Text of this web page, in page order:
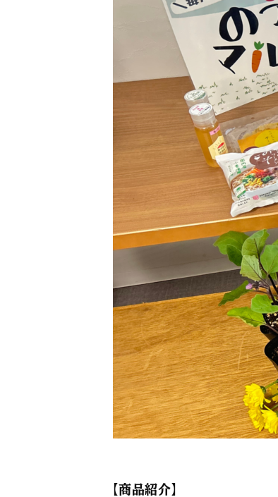
【商品紹介】